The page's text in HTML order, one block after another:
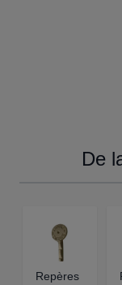
De
Repères